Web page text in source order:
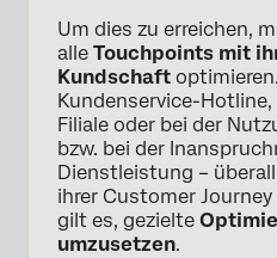
Um dies zu erreichen,
alle Touchpoints mit
Kundschaft
Kundenservice-
Filiale oder bei der
bzw. bei der
Dienstleistung –
ihrer Customer
gilt es, gezielte
umzusetzen.